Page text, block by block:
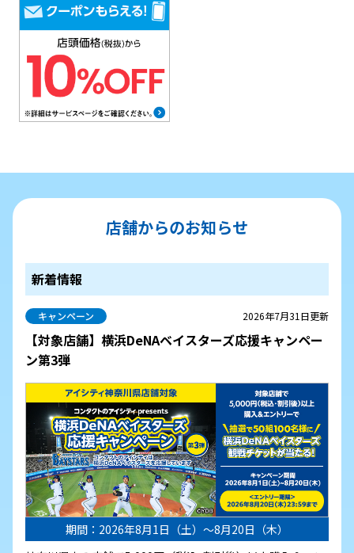
店舗からのお知らせ
新着情報
キャンペーン 2026年7月31日更新
【対象店舗】横浜DeNAベイスターズ応援キャンペー
ン第3弾
期間：2026年8月1日（土）～8月20日（木）